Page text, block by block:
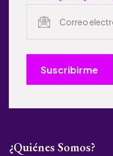
Suscribirme
¿Quiénes Somos?